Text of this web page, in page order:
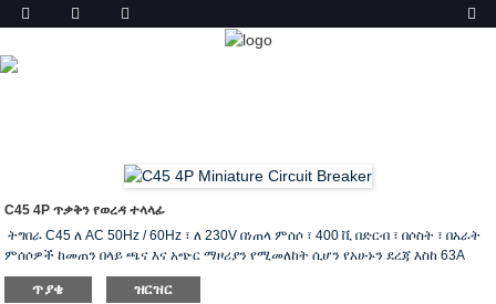
ምርት
C45 4P ጥቃቅን የወረዳ ተላላፊ
ትግበራ C45 ለ AC 50Hz / 60Hz ፣ ለ 230V በነጠላ ምሰሶ ፣ 400 ቪ በድርብ ፣ በሶስት ፣ በአራት
ምሰሶዎች ከመጠን በላይ ጫና እና አጭር ማዞሪያን የሚመለከት ሲሆን የአሁኑን ደረጃ እስከ 63A
ድረስ ይመለከታል ፡፡ በመደበኛ ሁኔታ ስር ላለው ያልተለመደ የመስመር ልወጣም ጥቅም ላይ ሊውል
ይችላል፡፡አጥፊው በኢንዱስትሪ ድርጅት ፣ በንግድ ወረዳ ፣ በከፍተኛ ደረጃ ህንፃ እና መኖሪያ ቤት
ጥያቄ ዝርዝር